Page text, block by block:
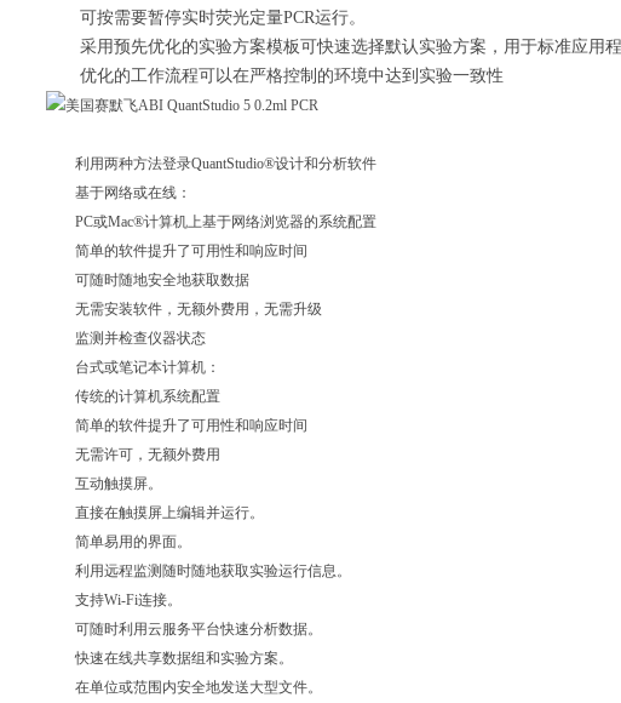
可按需要暂停实时荧光定量PCR运行。
采用预先优化的实验方案模板可快速选择默认实验方案，用于标准应用程
优化的工作流程可以在严格控制的环境中达到实验一致性
利用两种方法登录QuantStudio®设计和分析软件
基于网络或在线：
PC或Mac®计算机上基于网络浏览器的系统配置
简单的软件提升了可用性和响应时间
可随时随地安全地获取数据
无需安装软件，无额外费用，无需升级
监测并检查仪器状态
台式或笔记本计算机：
传统的计算机系统配置
简单的软件提升了可用性和响应时间
无需许可，无额外费用
互动触摸屏。
直接在触摸屏上编辑并运行。
简单易用的界面。
利用远程监测随时随地获取实验运行信息。
支持Wi-Fi连接。
可随时利用云服务平台快速分析数据。
快速在线共享数据组和实验方案。
在单位或范围内安全地发送大型文件。